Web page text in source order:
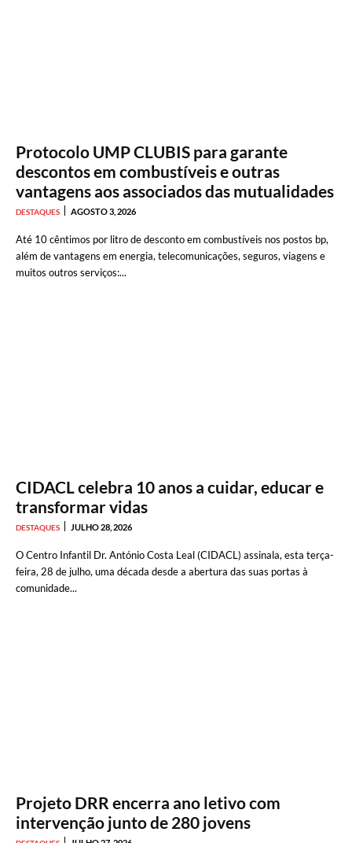
Protocolo UMP CLUBIS para garante
descontos em combustíveis e outras
vantagens aos associados das mutualidades
DESTAQUES AGOSTO 3, 2026
Até 10 cêntimos por litro de desconto em combustíveis nos postos bp,
além de vantagens em energia, telecomunicações, seguros, viagens e
muitos outros serviços:...
CIDACL celebra 10 anos a cuidar, educar e
transformar vidas
DESTAQUES JULHO 28, 2026
O Centro Infantil Dr. António Costa Leal (CIDACL) assinala, esta terça-
feira, 28 de julho, uma década desde a abertura das suas portas à
comunidade...
Projeto DRR encerra ano letivo com
intervenção junto de 280 jovens